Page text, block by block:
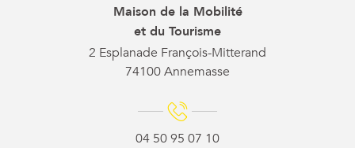
Maison de la Mobilité
et du Tourisme
2 Esplanade François-Mitterand
74100 Annemasse
04 50 95 07 10